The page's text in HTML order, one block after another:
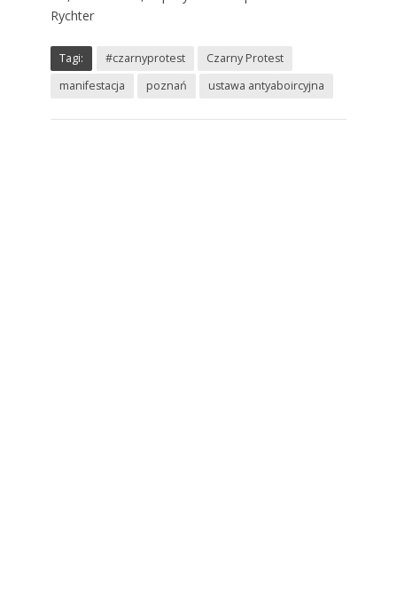
Rychter
Tagi: #czarnyprotest
Czarny Protest
manifestacja
poznań ustawa antyaboircyjna